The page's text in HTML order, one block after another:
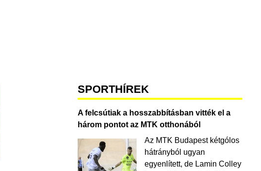
SPORTHÍREK
A felcsútiak a hosszabbításban vitték el a
három pontot az MTK otthonából
Az MTK Budapest kétgólos
hátrányból ugyan
egyenlített, de Lamin Colley